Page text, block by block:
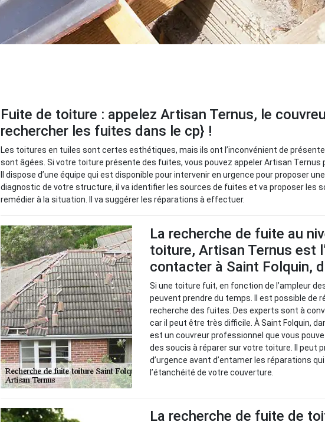
Fuite de toiture : appelez Artisan Ternus, le
rechercher les fuites dans le cp} !
Les toitures en tuiles sont certes esthétiques, mais ils ont l’inconvénient de
sont âgées. Si votre toiture présente des fuites, vous pouvez appeler Artisan Ternus
Il dispose d’une équipe qui est disponible pour intervenir en urgence pour proposer
diagnostic de votre structure, il va identifier les sources de fuites et va proposer les
remédier à la situation. Il va suggérer les réparations à effectuer.
La recherche de fuite au
toiture, Artisan Ternus est
contacter à Saint Folquin,
Si une toiture fuit, en fonction de l’ampleur
peuvent prendre du temps. Il est possible de
recherche des fuites. Des experts sont à
car il peut être très difficile. À Saint Folquin,
est un couvreur professionnel que vous
des soucis à réparer sur votre toiture. Il peut
d’urgence avant d’entamer les réparations
l’étanchéité de votre couverture.
La recherche de fuite de